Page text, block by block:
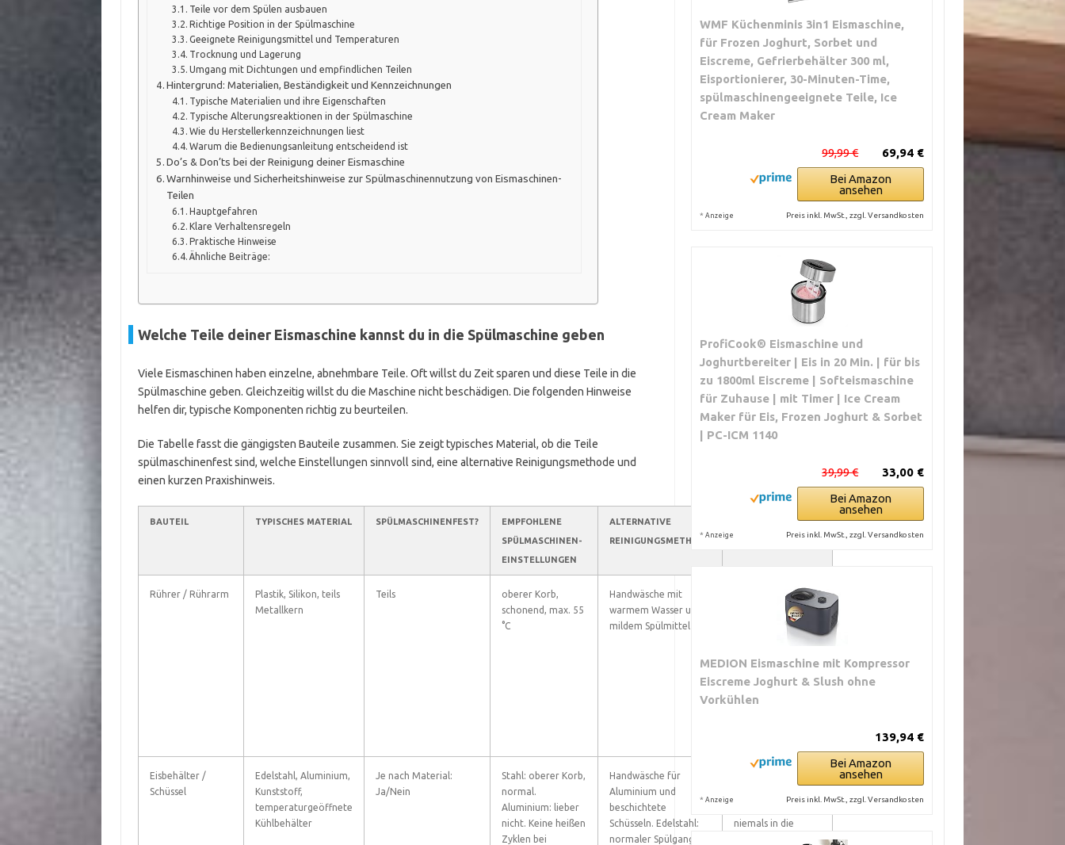
Teile vor dem Spülen ausbauen
Richtige Position in der Spülmaschine
Geeignete Reinigungsmittel und Temperaturen
Trocknung und Lagerung
Umgang mit Dichtungen und empfindlichen Teilen
Hintergrund: Materialien, Beständigkeit und Kennzeichnungen
Typische Materialien und ihre Eigenschaften
Typische Alterungsreaktionen in der Spülmaschine
Wie du Herstellerkennzeichnungen liest
Warum die Bedienungsanleitung entscheidend ist
Do’s & Don’ts bei der Reinigung deiner Eismaschine
Warnhinweise und Sicherheitshinweise zur Spülmaschinennutzung von Eismaschinen-
Teilen
Hauptgefahren
Klare Verhaltensregeln
Praktische Hinweise
Ähnliche Beiträge:
Welche Teile deiner Eismaschine kannst du in die Spülmaschine geben
Viele Eismaschinen haben einzelne, abnehmbare Teile. Oft willst du Zeit sparen und diese Teile in die
Spülmaschine geben. Gleichzeitig willst du die Maschine nicht beschädigen. Die folgenden Hinweise
helfen dir, typische Komponenten richtig zu beurteilen.
Die Tabelle fasst die gängigsten Bauteile zusammen. Sie zeigt typisches Material, ob die Teile
spülmaschinenfest sind, welche Einstellungen sinnvoll sind, eine alternative Reinigungsmethode und
einen kurzen Praxishinweis.
BAUTEIL TYPISCHES MATERIAL SPÜLMASCHINENFEST?
EMPFOHLENE
SPÜLMASCHINEN-
EINSTELLUNGEN
ALTERNATIVE
REINIGUNGSMETHODE
PRAXISHINWEIS
Rührer / Rührarm
Plastik, Silikon, teils
Metallkern
Teils
oberer Korb,
schonend, max. 55
°C
Handwäsche mit
warmem Wasser und
mildem Spülmittel
Herstellerhinweis.
Abnehmbare
Plastikrührer meist
spülmaschinenfest.
Hitze besser.
Metallkerne
Eisbehälter /
Schüssel
Edelstahl, Aluminium,
Kunststoff,
temperaturgeöffnete
Kühlbehälter
Je nach Material:
Ja/Nein
Stahl: oberer Korb,
normal.
Aluminium: lieber
nicht. Keine heißen
Zyklen bei
Handwäsche für
Aluminium und
beschichtete
Schüsseln. Edelstahl:
normaler Spülgang
niemals in die
WMF Küchenminis 3in1 Eismaschine,
für Frozen Joghurt, Sorbet und
Eiscreme, Gefrierbehälter 300 ml,
Eisportionierer, 30-Minuten-Time,
spülmaschinengeeignete Teile, Ice
Cream Maker
69,94 €
99,99 €
Bei Amazon
ansehen
* Anzeige Preis inkl. MwSt., zzgl. Versandkosten
ProfiCook® Eismaschine und
Joghurtbereiter | Eis in 20 Min. | für bis
zu 1800ml Eiscreme | Softeismaschine
für Zuhause | mit Timer | Ice Cream
Maker für Eis, Frozen Joghurt & Sorbet
| PC-ICM 1140
33,00 €
39,99 €
Bei Amazon
ansehen
* Anzeige Preis inkl. MwSt., zzgl. Versandkosten
MEDION Eismaschine mit Kompressor
Eiscreme Joghurt & Slush ohne
Vorkühlen
139,94 €
Bei Amazon
ansehen
* Anzeige Preis inkl. MwSt., zzgl. Versandkosten